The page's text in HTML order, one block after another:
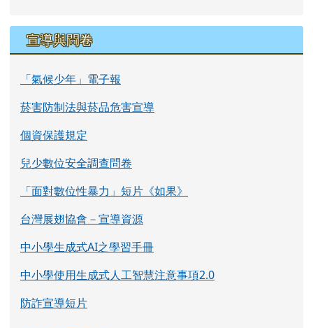
宣導與問卷
「氣候少年」電子報
菸害防制法與菸品危害宣導
個資保護規定
兒少數位安全調查問卷
「面對數位性暴力」短片《如果》
台灣展翅協會－宣導資源
中小學生成式AI之學習手冊
中小學使用生成式人工智慧注意事項2.0
防詐宣導短片